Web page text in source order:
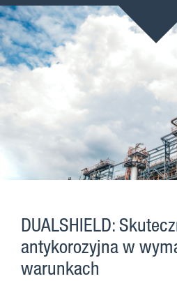
DUALSHIELD:
antykorozyjna w
warunkach